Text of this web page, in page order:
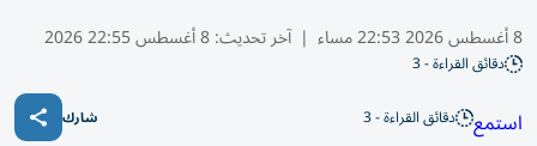
8 أغسطس 2026 22:53 مساء | آخر تحديث:8 أغسطس 22:55 2026
دقائق القراءة - 3
استمع دقائق القراءة - 3 شارك